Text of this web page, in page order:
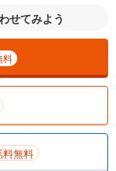
せてみよう
料
料無料